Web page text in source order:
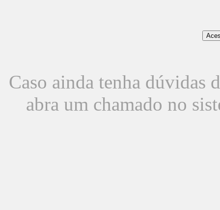
Caso ainda tenha dúvidas
abra um chamado no